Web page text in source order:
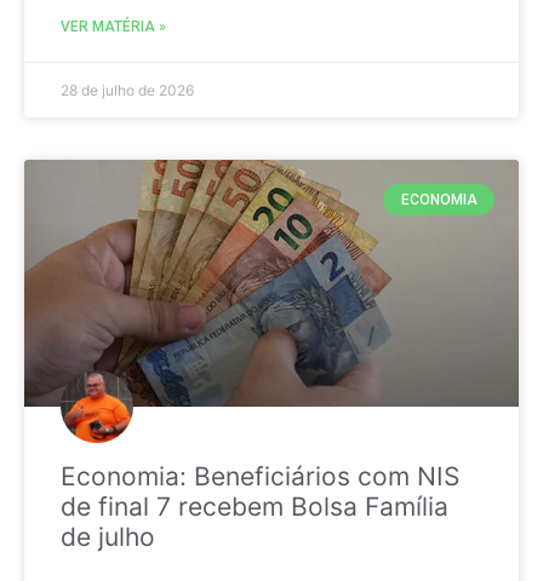
VER MATÉRIA »
28 de julho de 2026
ECONOMIA
Economia: Beneficiários com NIS
de final 7 recebem Bolsa Família
de julho